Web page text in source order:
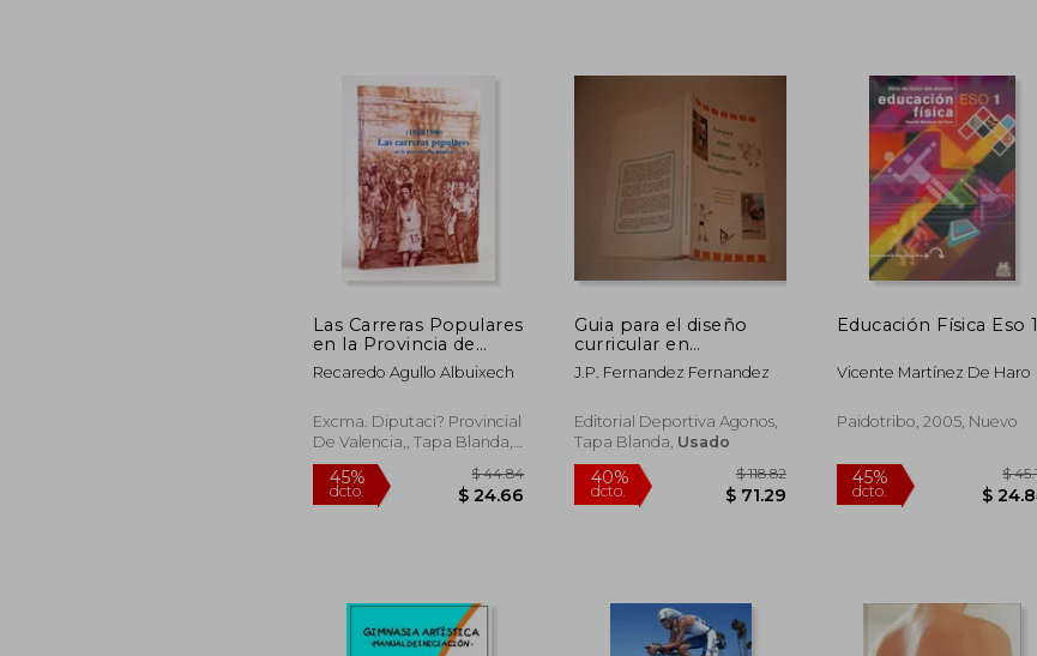
45%
dcto.
45%
dcto.
$ 69.81
$ 38.40
45%
dcto.
Las Carreras Populares
en la Provincia de
Valencia (1810-1989)
Recaredo Agullo Albuixech
Excma. Diputaci? Provincial
De Valencia,, Tapa Blanda,
Usado
Guia para el diseño
curricular en
educacion fisica
J.P. Fernandez Fernandez
Editorial Deportiva Agonos,
Tapa Blanda, Usado
Educación Física Eso 1
Vicente Martínez De Haro
Paidotribo, 2005, Nuevo